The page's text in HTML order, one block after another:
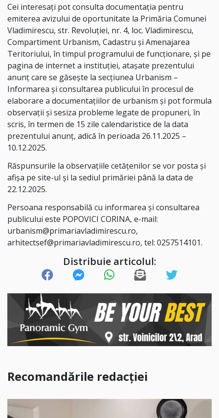
Cei interesați pot consulta documentația pentru
emiterea avizului de oportunitate la Primăria Comunei
Vladimirescu, str. Revoluției, nr. 4, loc. Vladimirescu,
Compartiment Urbanism, Cadastru și Amenajarea
Teritoriului, în timpul programului de funcționare, și pe
pagina de internet a instituției, atașate prezentului
anunț care se găsește la secțiunea Urbanism –
Informarea și consultarea publicului în procesul de
elaborare a documentațiilor de urbanism și pot formula
observații și sesiza probleme legate de propuneri, în
scris, în termen de 15 zile calendaristice de la data
prezentului anunț, adică în perioada 26.11.2025 –
10.12.2025.
Răspunsurile la observațiile cetățenilor se vor posta și
afișa pe site-ul și la sediul primăriei până la data de
22.12.2025.
Persoana responsabilă cu informarea și consultarea
publicului este POPOVICI CORINA, e-mail:
urbanism@primariavladimirescu.ro,
arhitectsef@primariavladimirescu.ro, tel: 0257514101.
Distribuie articolul:
Recomandările redacției